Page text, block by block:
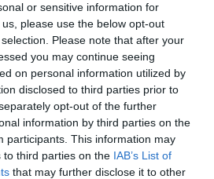
or sensitive information for
please use the below opt-out
Please note that after your
you may continue seeing
on personal information utilized by
disclosed to third parties prior to
opt-out of the further
information by third parties on the
participants. This information may
to third parties on the IAB’s List of
that may further disclose it to other
Fotó:Balate.Dorin, Shutterstock
egy mesébe illően
Katsikiegy magas sziklaív
gyalogosan csak egy
tudjuk megközelíteni.